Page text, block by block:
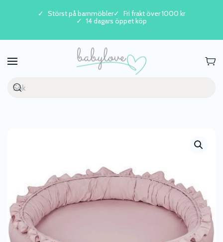
Skip to main content
Störst på barnmöbler
Fri frakt över 1000 kr
14 dagars öppet köp